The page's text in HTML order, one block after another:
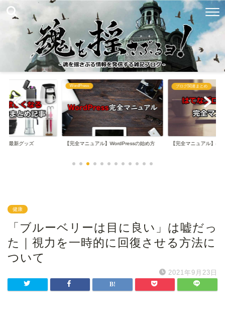
る最新グッズ
WordPress
【完全マニュアル】WordPressの始め方
ブログ関連まとめ
【完全マニュアル】は
健康
「ブルーベリーは目に良い」は嘘だっ
た｜視力を一時的に回復させる方法に
ついて
2021年9月23日